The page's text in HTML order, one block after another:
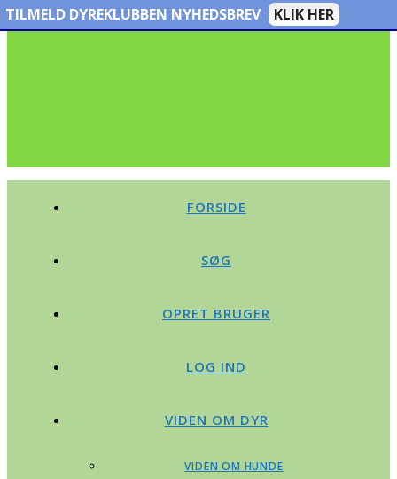
FORSIDE
SØG
OPRET BRUGER
LOG IND
VIDEN OM DYR
VIDEN OM HUNDE
TILMELD DYREKLUBBEN NYHEDSBREV KLIK HER